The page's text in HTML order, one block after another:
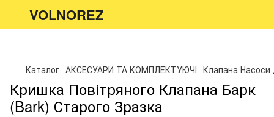
VOLNOREZ
Каталог АКСЕСУАРИ ТА КОМПЛЕКТУЮЧІ Клапана Насоси
Кришка Повітряного Клапана Барк
(Bark) Старого Зразка